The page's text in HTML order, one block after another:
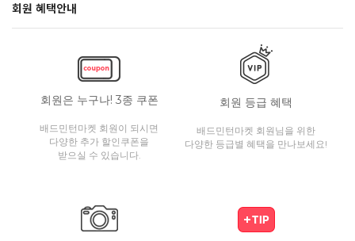
회원 혜택안내
회원은 누구나! 3종 쿠폰
배드민턴마켓 회원이 되시면
다양한 추가 할인쿠폰을
받으실 수 있습니다.
회원 등급 혜택
배드민턴마켓 회원님을 위한
다양한 등급별 혜택을 만나보세요!